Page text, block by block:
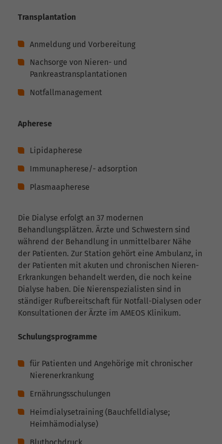
Transplantation
Anmeldung und Vorbereitung
Nachsorge von Nieren- und
Pankreastransplantationen
Notfallmanagement
Apherese
Lipidapherese
Immunapherese/- adsorption
Plasmaapherese
Die Dialyse erfolgt an 37 modernen
Behandlungsplätzen. Ärzte und Schwestern sind
während der Behandlung in unmittelbarer Nähe
der Patienten. Zur Station gehört eine Ambulanz, in
der Patienten mit akuten und chronischen Nieren-
Erkrankungen behandelt werden, die noch keine
Dialyse haben. Die Nierenspezialisten sind in
ständiger Rufbereitschaft für Notfall-Dialysen oder
Konsultationen der Ärzte im AMEOS Klinikum.
Schulungsprogramme
für Patienten und Angehörige mit chronischer
Nierenerkrankung
Ernährungsschulungen
Heimdialysetraining (Bauchfelldialyse;
Heimhämodialyse)
Bluthochdruck